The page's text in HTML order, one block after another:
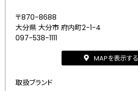
〒870-8688
大分県 大分市 府内町2-1-4
097-538-1111
MAPを表示する
取扱ブランド